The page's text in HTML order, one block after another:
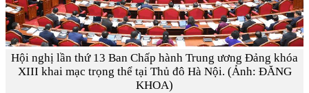
Hội nghị lần thứ 13 Ban Chấp hành Trung ương Đảng khóa
XIII khai mạc trọng thể tại Thủ đô Hà Nội. (Ảnh: ĐĂNG
KHOA)